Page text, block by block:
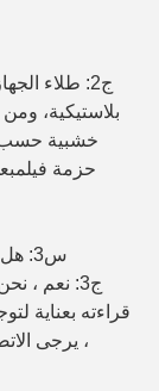
ج2: طلاء
بلاستيكية،
خشبية حسب
حزمة
س3: هل لديك دليل تعليمات لتوجيهنا إذا اشتريت الآلة؟
ج3: نعم ،
قراءته بعناية
، يرجى